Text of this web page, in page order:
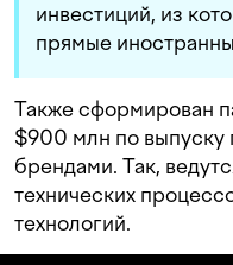
инвестиций, из
прямые
Также сформирован
$900 млн по
брендами. Так,
технических
технологий.